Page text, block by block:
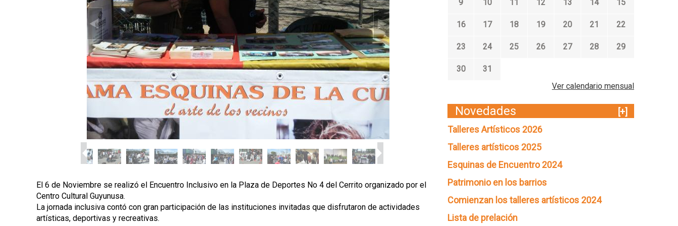
El 6 de Noviembre se realizó el Encuentro Inclusivo en la Plaza de Deportes No 4 del Cerrito organizado por el
Centro Cultural Guyunusa.
La jornada inclusiva contó con gran participación de las instituciones invitadas que disfrutaron de actividades
artísticas, deportivas y recreativas.
9 10 11 12 13 14 15
16 17 18 19 20 21 22
23 24 25 26 27 28 29
30
31
Ver calendario mensual
Novedades
[+]
Talleres Artísticos 2026
Talleres artísticos 2025
Esquinas de Encuentro 2024
Patrimonio en los barrios
Comienzan los talleres artísticos 2024
Lista de prelación